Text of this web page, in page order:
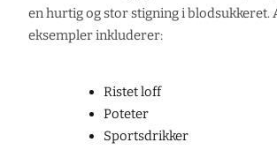
en hurtig og stor stigning i blodsukkeret.
eksempler inkluderer:
Ristet loff
Poteter
Sportsdrikker